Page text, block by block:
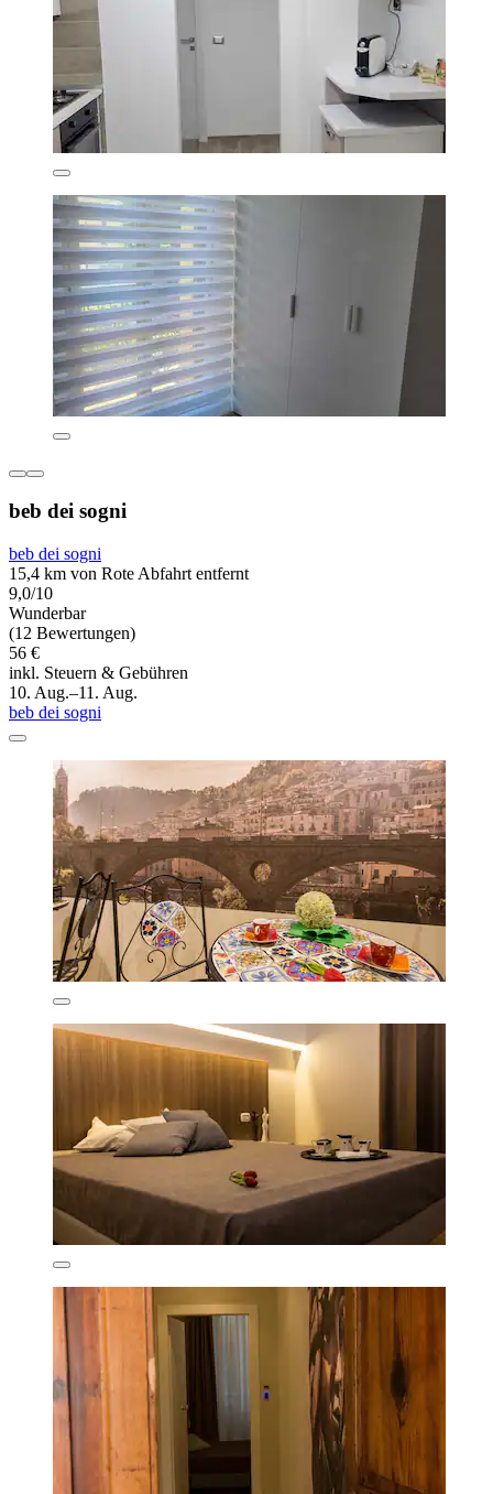
beb dei sogni
beb dei sogni
15,4 km von Rote Abfahrt entfernt
9,0/10
Wunderbar
(12 Bewertungen)
56 €
inkl. Steuern & Gebühren
10. Aug.–11. Aug.
beb dei sogni